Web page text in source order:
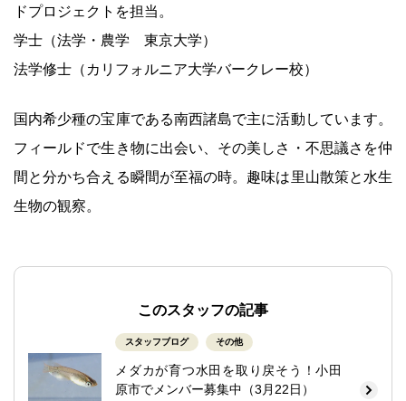
ドプロジェクトを担当。
学士（法学・農学 東京大学）
法学修士（カリフォルニア大学バークレー校）
国内希少種の宝庫である南西諸島で主に活動しています。
フィールドで生き物に出会い、その美しさ・不思議さを仲
間と分かち合える瞬間が至福の時。趣味は里山散策と水生
生物の観察。
このスタッフの記事
スタッフブログ その他
メダカが育つ水田を取り戻そう！小田
原市でメンバー募集中（3月22日）